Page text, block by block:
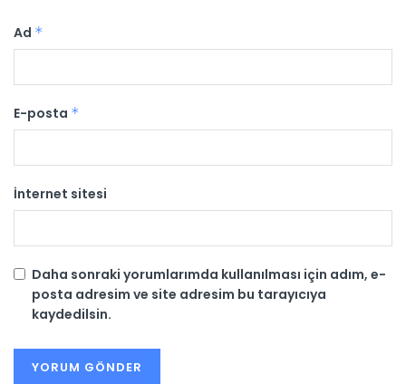
Ad *
E-posta *
İnternet sitesi
Daha sonraki yorumlarımda kullanılması için adım, e-
posta adresim ve site adresim bu tarayıcıya
kaydedilsin.